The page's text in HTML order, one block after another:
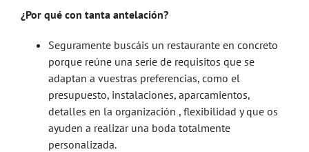
¿Por qué con tanta antelación?
Seguramente buscáis un restaurante en concreto
porque reúne una serie de requisitos que se
adaptan a vuestras preferencias, como el
presupuesto, instalaciones, aparcamientos,
detalles en la organización , flexibilidad y que os
ayuden a realizar una boda totalmente
personalizada.